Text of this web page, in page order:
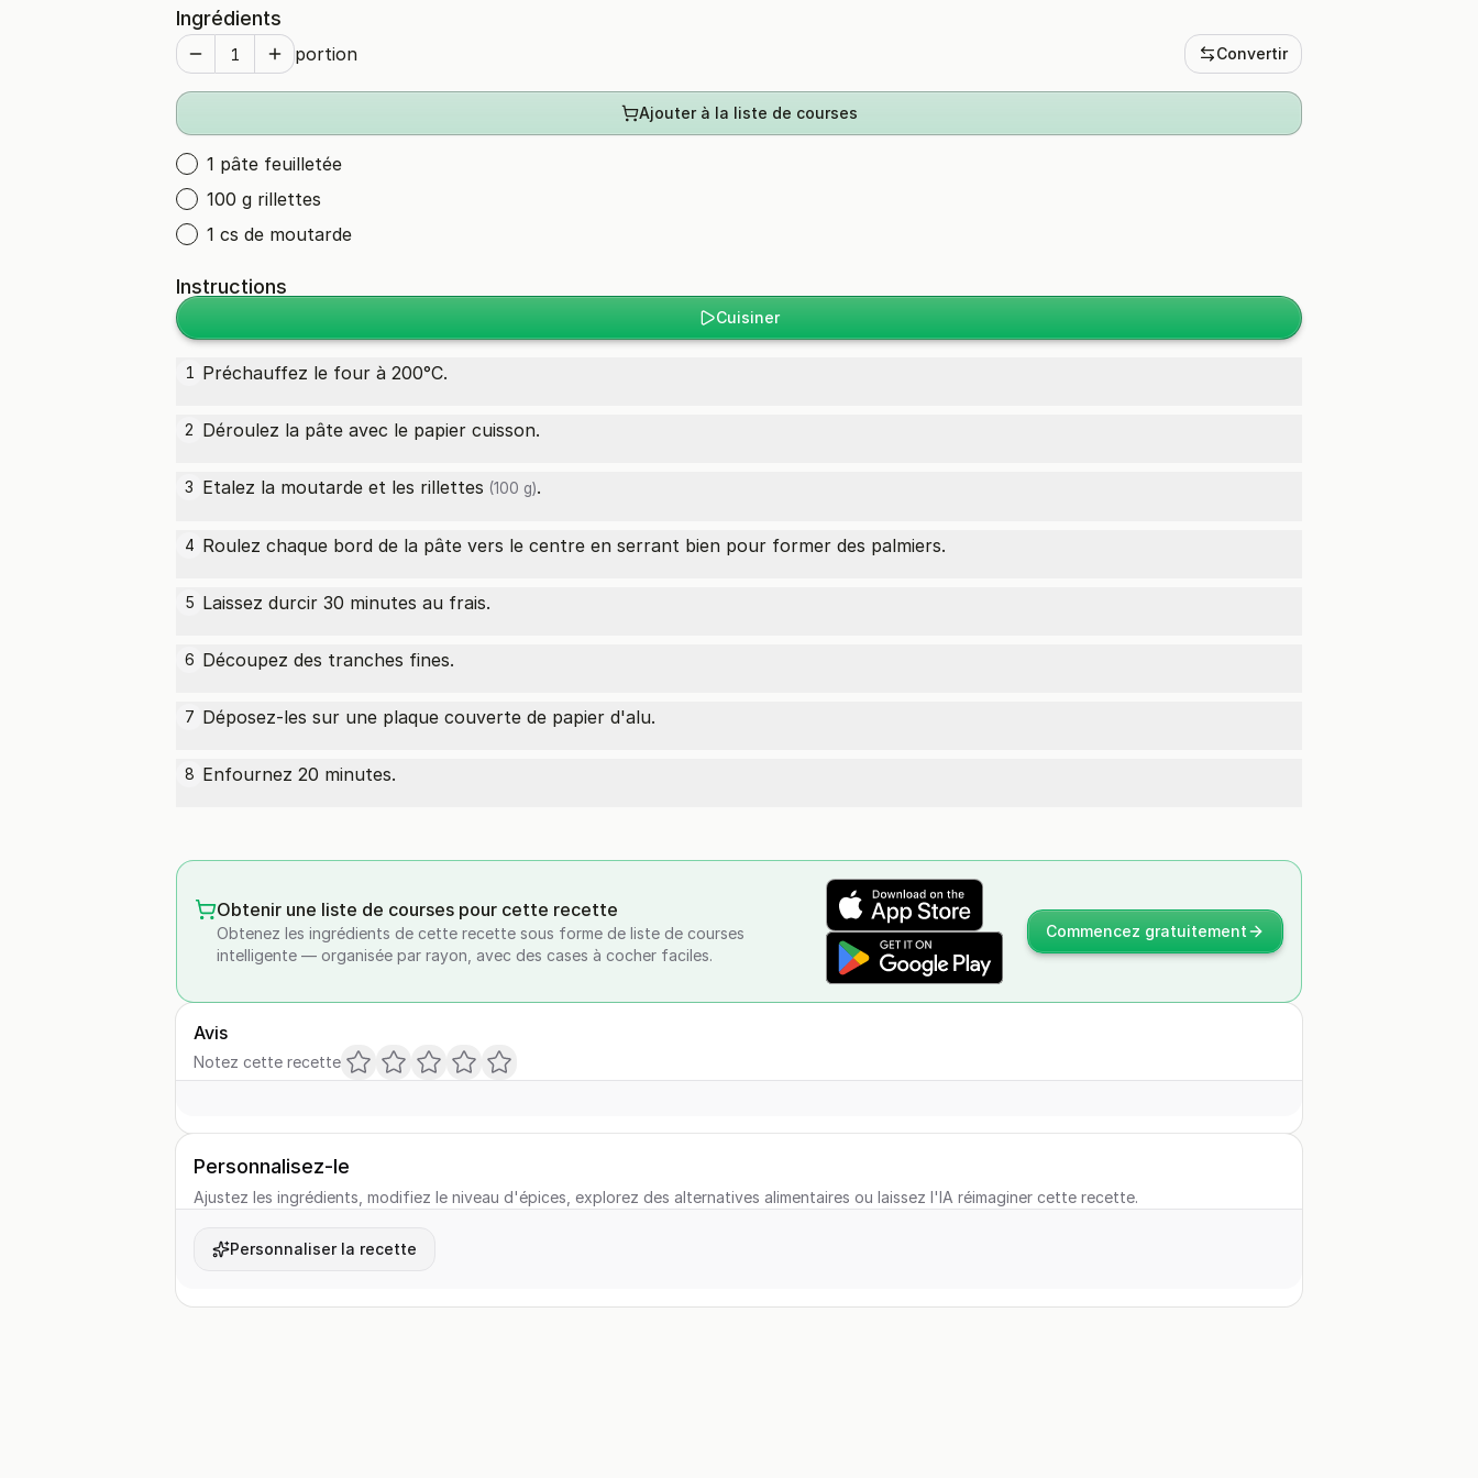
Ingrédients
portion Convertir
Ajouter à la liste de courses
1 pâte feuilletée
100 g rillettes
1 cs de moutarde
Instructions
Cuisiner
1 Préchauffez le four à 200°C.
2 Déroulez la pâte avec le papier cuisson.
3 Etalez la moutarde et les rillettes (100 g).
4 Roulez chaque bord de la pâte vers le centre en serrant bien pour former des palmiers.
5 Laissez durcir 30 minutes au frais.
6 Découpez des tranches fines.
7 Déposez-les sur une plaque couverte de papier d'alu.
8 Enfournez 20 minutes.
Obtenir une liste de courses pour cette recette
Obtenez les ingrédients de cette recette sous forme de liste de courses
intelligente — organisée par rayon, avec des cases à cocher faciles.
Commencez gratuitement
Avis
Notez cette recette
Personnalisez-le
Ajustez les ingrédients, modifiez le niveau d'épices, explorez des alternatives alimentaires ou laissez l'IA réimaginer cette recette.
Personnaliser la recette